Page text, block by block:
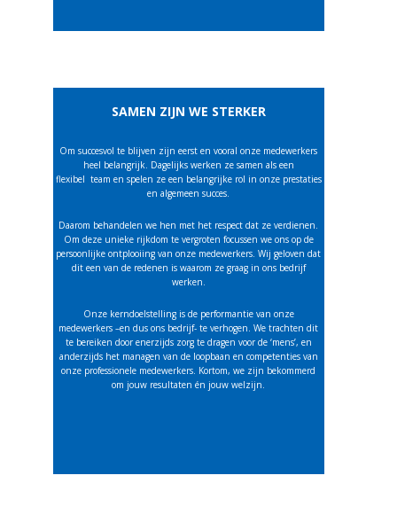
SAMEN ZIJN WE STERKER
Om succesvol te blijven zijn eerst en vooral onze medewerkers
heel belangrijk. Dagelijks werken ze samen als een
flexibel team en spelen ze een belangrijke rol in onze prestaties
en algemeen succes.
Daarom behandelen we hen met het respect dat ze verdienen.
Om deze unieke rijkdom te vergroten focussen we ons op de
persoonlijke ontplooiing van onze medewerkers. Wij geloven dat
dit een van de redenen is waarom ze graag in ons bedrijf
werken.
Onze kerndoelstelling is de performantie van onze
medewerkers –en dus ons bedrijf- te verhogen. We trachten dit
te bereiken door enerzijds zorg te dragen voor de ‘mens’, en
anderzijds het managen van de loopbaan en competenties van
onze professionele medewerkers. Kortom, we zijn bekommerd
om jouw resultaten én jouw welzijn.